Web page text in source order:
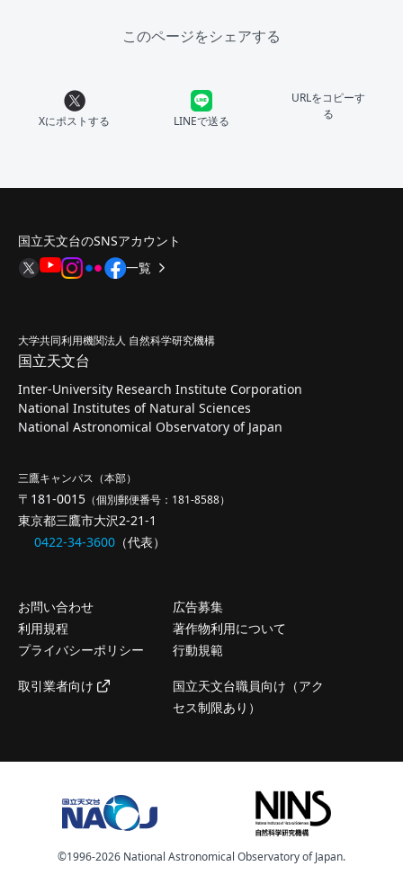
このページをシェアする
Xにポストする LINEで送る
URLをコピーす
る
国立天文台のSNSアカウント
一覧
大学共同利用機関法人 自然科学研究機構
国立天文台
Inter-University Research Institute Corporation
National Institutes of Natural Sciences
National Astronomical Observatory of Japan
三鷹キャンパス（本部）
〒181-0015 （個別郵便番号：181-8588）
東京都三鷹市大沢2-21-1
0422-34-3600 （代表）
お問い合わせ
広告募集
利用規程
著作物利用について
プライバシーポリシー
行動規範
取引業者向け
国立天文台職員向け（アク
セス制限あり）
©️1996-2026 National Astronomical Observatory of Japan.